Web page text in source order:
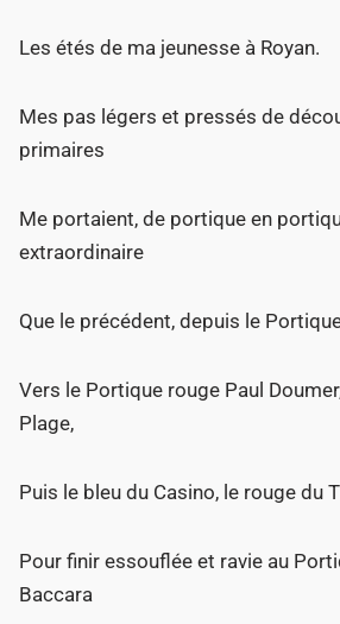
Les étés de ma jeunesse à Royan.
Mes pas légers et pressés de
primaires
Me portaient, de portique en
extraordinaire
Que le précédent, depuis le
Vers le Portique rouge Paul
Plage,
Puis le bleu du Casino, le rouge du
Pour finir essouflée et ravie au
Baccara